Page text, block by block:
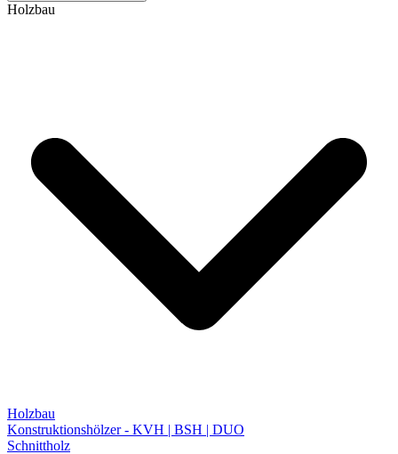
Holzbau
Holzbau
Konstruktionshölzer - KVH | BSH | DUO
Schnittholz